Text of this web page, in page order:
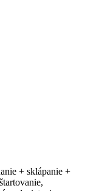
+ sklápanie +